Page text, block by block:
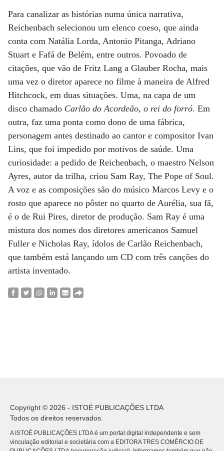
Para canalizar as histórias numa única narrativa,
Reichenbach selecionou um elenco coeso, que ainda
conta com Natália Lorda, Antonio Pitanga, Adriano
Stuart e Fafá de Belém, entre outros. Povoado de
citações, que vão de Fritz Lang a Glauber Rocha, mais
uma vez o diretor aparece no filme à maneira de Alfred
Hitchcock, em duas situações. Uma, na capa de um
disco chamado Carlão do Acordeão, o rei do forró. Em
outra, faz uma ponta como dono de uma fábrica,
personagem antes destinado ao cantor e compositor Ivan
Lins, que foi impedido por motivos de saúde. Uma
curiosidade: a pedido de Reichenbach, o maestro Nelson
Ayres, autor da trilha, criou Sam Ray, The Pope of Soul.
A voz e as composições são do músico Marcos Levy e o
rosto que aparece no pôster no quarto de Aurélia, sua fã,
é o de Rui Pires, diretor de produção. Sam Ray é uma
mistura dos nomes dos diretores americanos Samuel
Fuller e Nicholas Ray, ídolos de Carlão Reichenbach,
que também está lançando um CD com três canções do
artista inventado.
Copyright © 2026 - ISTOÉ PUBLICAÇÕES LTDA
Todos os direitos reservados.
A ISTOÉ PUBLICAÇÕES LTDA é um portal digital independente e sem
vinculação editorial e societária com a EDITORA TRES COMÉRCIO DE